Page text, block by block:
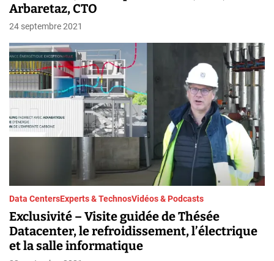
Arbaretaz, CTO
24 septembre 2021
Data CentersExperts & TechnosVidéos & Podcasts
Exclusivité – Visite guidée de Thésée
Datacenter, le refroidissement, l’électrique
et la salle informatique